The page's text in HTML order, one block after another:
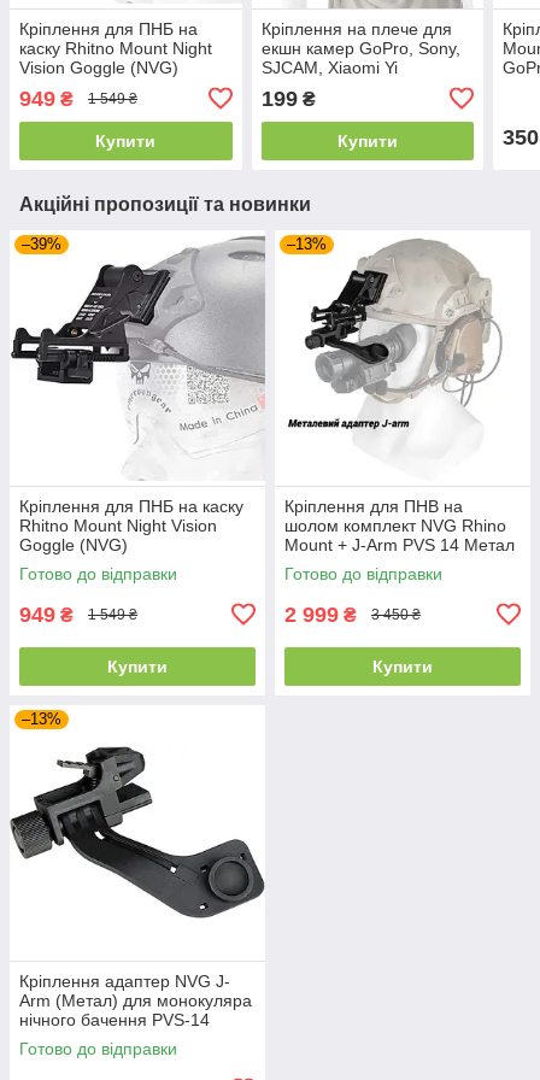
Кріплення для ПНБ на
каску Rhitno Mount Night
Vision Goggle (NVG)
949 ₴ 1 549 ₴
Купити
Кріплення на плече для
екшн камер GoPro, Sony,
SJCAM, Xiaomi Yi
199₴
Купити 350
Акційні пропозиції та новинки
–39%
Кріплення для ПНБ на каску
Rhitno Mount Night Vision
Goggle (NVG)
Готово до відправки
949 ₴ 1 549 ₴
Купити
–13%
Кріплення для ПНВ на
шолом комплект NVG Rhino
Mount + J-Arm PVS 14 Метал
Готово до відправки
2 999 ₴ 3 450 ₴
Купити
–13%
Кріплення адаптер NVG J-
Arm (Метал) для монокуляра
нічного бачення PVS-14
Готово до відправки